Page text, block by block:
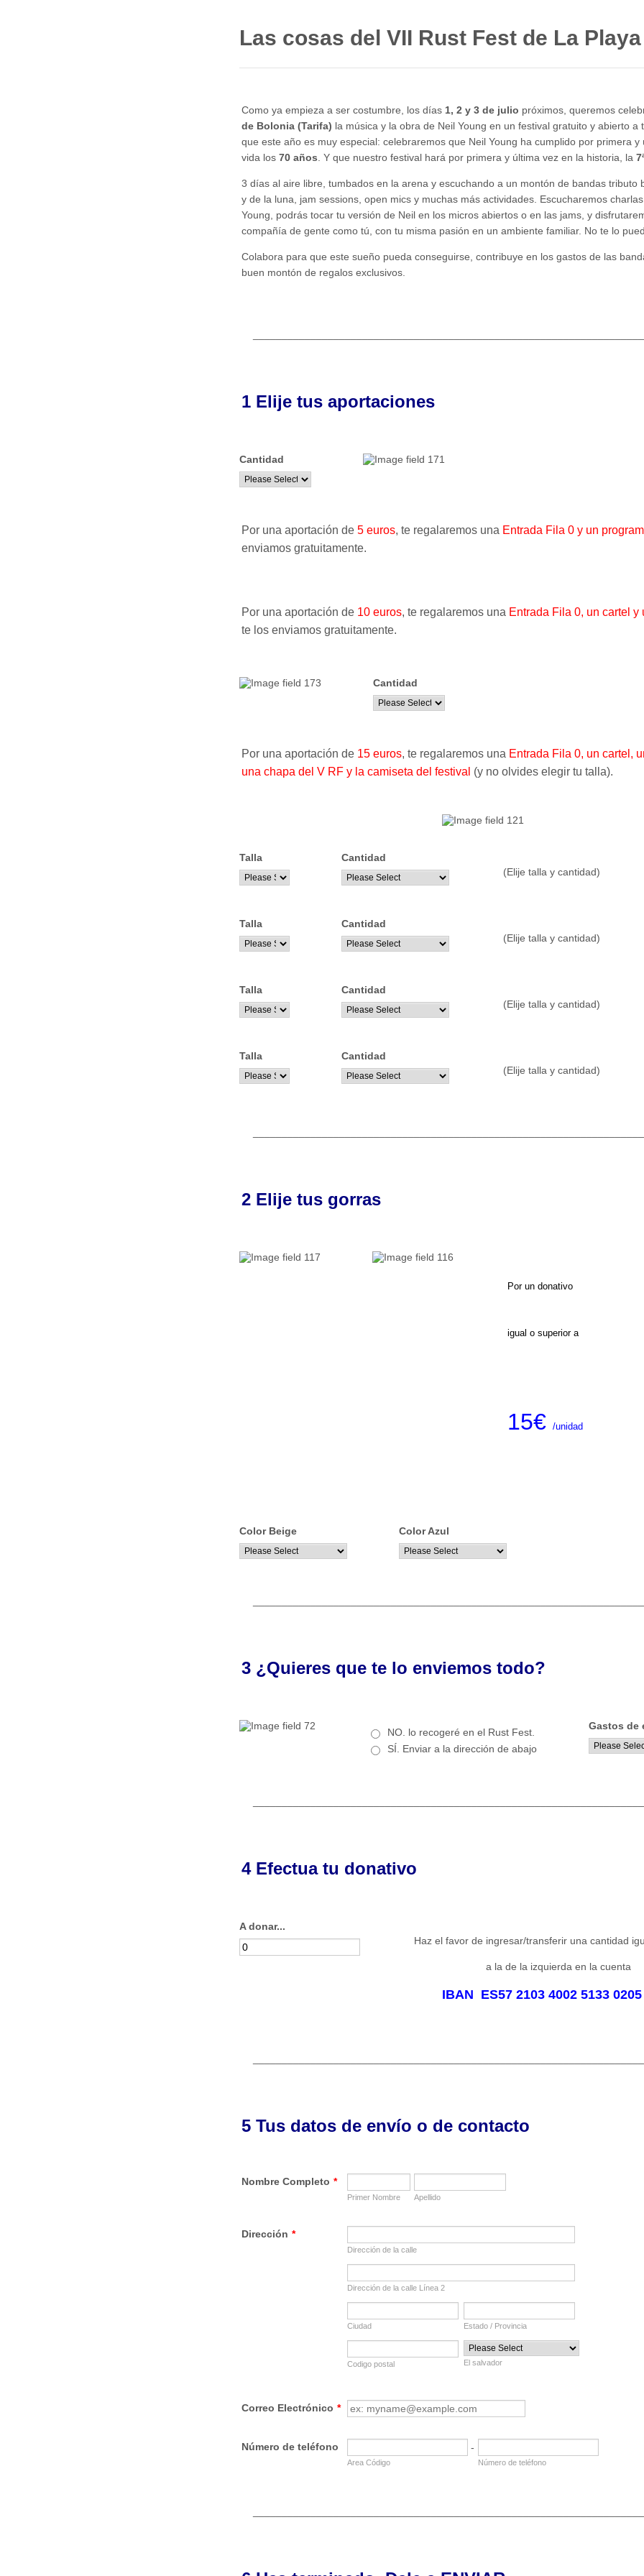
Las cosas del VII Rust Fest de La Playa
Como ya empieza a ser costumbre, los días 1, 2 y 3 de julio próximos, queremos
de Bolonia (Tarifa) la música y la obra de Neil Young en un festival gratuito y abierto a
que este año es muy especial: celebraremos que Neil Young ha cumplido por primera y
vida los 70 años . Y que nuestro festival hará por primera y última vez en la historia, la
3 días al aire libre, tumbados en la arena y escuchando a un montón de bandas tributo
y de la luna, jam sessions, open mics y muchas más actividades. Escucharemos
Young, podrás tocar tu versión de Neil en los micros abiertos o en las jams, y
compañía de gente como tú, con tu misma pasión en un ambiente familiar. No te lo
Colabora para que este sueño pueda conseguirse, contribuye en los gastos de las
buen montón de regalos exclusivos.
1 Elije tus aportaciones
Cantidad
Por una aportación de 5 euros, te regalaremos una Entrada Fila 0 y un
enviamos gratuitamente.
Por una aportación de 10 euros, te regalaremos una Entrada Fila 0, un cartel y
te los enviamos gratuitamente.
Cantidad
Por una aportación de 15 euros, te regalaremos una Entrada Fila 0, un cartel,
una chapa del V RF y la camiseta del festival (y no olvides elegir tu talla).
Talla
Cantidad
(Elije talla y cantidad)
Talla
Cantidad
(Elije talla y cantidad)
Talla
Cantidad
(Elije talla y cantidad)
Talla
Cantidad
(Elije talla y cantidad)
2 Elije tus gorras
Por un donativo
igual o superior a
15€ /unidad
Color Beige Color Azul
3 ¿Quieres que te lo enviemos todo?
NO. lo recogeré en el Rust Fest.
SÍ. Enviar a la dirección de abajo
Gastos de
4 Efectua tu donativo
A donar...
Haz el favor de ingresar/transferir una cantidad
a la de la izquierda en la cuenta
IBAN ES57 2103 4002 5133
5 Tus datos de envío o de contacto
Nombre Completo *
Primer Nombre Apellido
Dirección *
Dirección de la calle
Dirección de la calle Línea 2
Ciudad Estado / Provincia
Codigo postal El salvador
Correo Electrónico *
Número de teléfono -
Area Código Número de teléfono